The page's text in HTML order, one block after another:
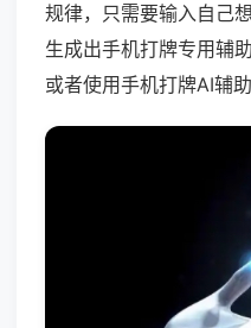
规律，只需要输入自己
生成出手机打牌专用辅
或者使用手机打牌AI辅